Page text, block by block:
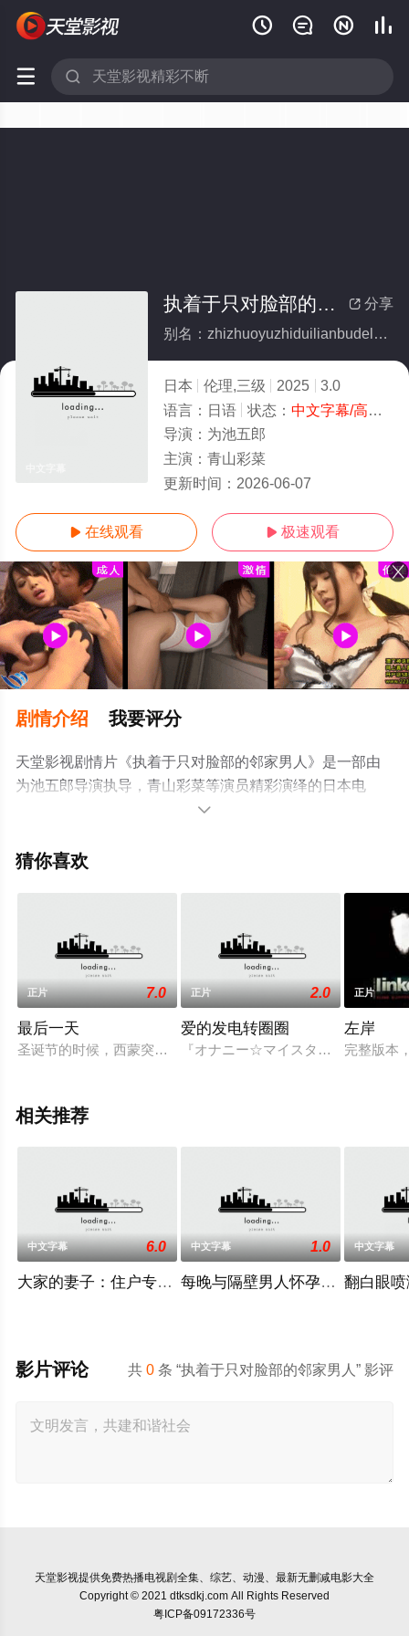
   
 
 分享
执着于只对脸部的邻家男人
别名：zhizhuoyuzhiduilianbudelinjiananren
日本 伦理,三级 2025
3.0
语言： 日语 状态： 中文字幕/高清
导演： 为池五郎
主演： 青山彩菜
更新时间： 2026-06-07
 在线观看  极速观看
剧情介绍 我要评分
天堂影视剧情片《执着于只对脸部的邻家男人》是一部由
为池五郎导演执导，青山彩菜等演员精彩演绎的日本电
影，手机免费观看高清未删减完整版电影大全就上天堂电
等平台了解。

猜你喜欢
正片 7.0
最后一天
圣诞节的时候，西蒙突然回到父母家，带着一个昨晚在火车上
正片 2.0
爱的发电转圈圈
『オナニー☆マイスター』を名乗る
正片
左岸
完整版本
相关推荐
中文字幕 6.0
大家的妻子：住户专用洞口
中文字幕 1.0
每晚与隔壁男人怀孕性爱
中文字幕
翻白眼
共0 条 “执着于只对脸部的邻家男人” 影评
影片评论
天堂影视提供免费热播电视剧全集、综艺、动漫、最新无删减电影大全
Copyright © 2021 dtksdkj.com All Rights Reserved
粤ICP备09172336号